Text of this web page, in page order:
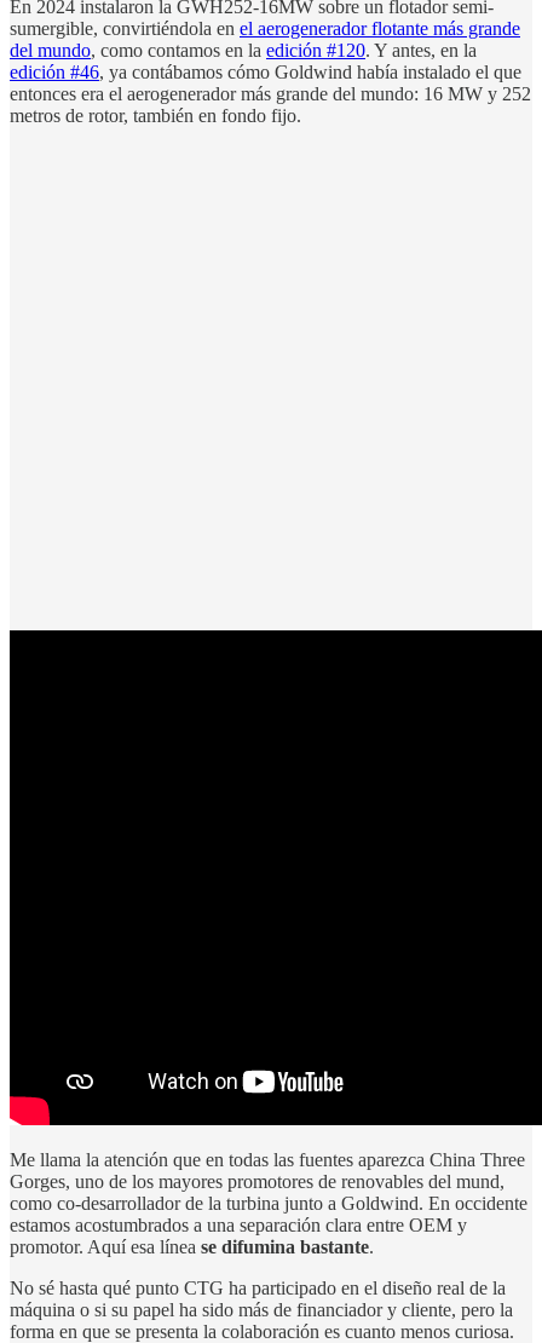
En 2024 instalaron la GWH252-16MW sobre un flotador semi-
sumergible, convirtiéndola en el aerogenerador flotante más grande
del mundo, como contamos en la edición #120. Y antes, en la
edición #46, ya contábamos cómo Goldwind había instalado el que
entonces era el aerogenerador más grande del mundo: 16 MW y 252
metros de rotor, también en fondo fijo.
Me llama la atención que en todas las fuentes aparezca China Three
Gorges, uno de los mayores promotores de renovables del mund,
como co-desarrollador de la turbina junto a Goldwind. En occidente
estamos acostumbrados a una separación clara entre OEM y
promotor. Aquí esa línea se difumina bastante.
No sé hasta qué punto CTG ha participado en el diseño real de la
máquina o si su papel ha sido más de financiador y cliente, pero la
forma en que se presenta la colaboración es cuanto menos curiosa.